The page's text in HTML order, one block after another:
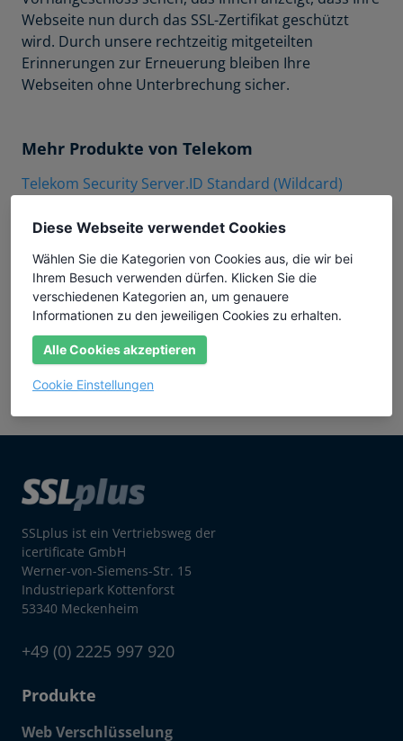
Webseite nun durch das SSL-Zertifikat geschützt
wird. Durch unsere rechtzeitig mitgeteilten
Erinnerungen zur Erneuerung bleiben Ihre
Webseiten ohne Unterbrechung sicher.
Mehr Produkte von Telekom
Telekom Security Server.ID Standard (Wildcard)
Telekom Security ID DV Wildcard
Telekom Security ID DV Multidomain Flex
Telekom Security ID DV Multidomain
Telekom Security ID DV
SSLplus ist ein Vertriebsweg der
icertificate GmbH
Werner-von-Siemens-Str. 15
Industriepark Kottenforst
53340 Meckenheim
+49 (0) 2225 997 920
Produkte
Web Verschlüsselung
Diese Webseite verwendet Cookies
Wählen Sie die Kategorien von Cookies aus, die wir bei
Ihrem Besuch verwenden dürfen. Klicken Sie die
verschiedenen Kategorien an, um genauere
Informationen zu den jeweiligen Cookies zu erhalten.
Alle Cookies akzeptieren
Cookie Einstellungen